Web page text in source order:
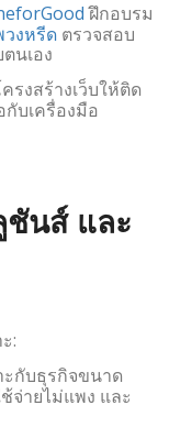
ฝึกอบรม
วงหรีด ตรวจสอบ
นเอง
รงสร้างเว็บให้ติด
บเครื่องมือ
ชันส์ และ
:
ะกับธุรกิจขนาด
จ่ายไม่แพง และ